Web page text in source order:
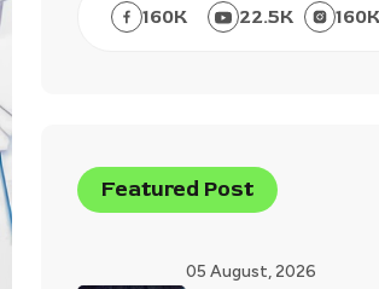
160K 22.5K 160K
Featured Post
05 August, 2026